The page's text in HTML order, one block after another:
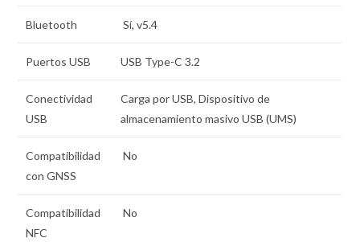
Bluetooth Sí, v5.4
Puertos USB USB Type-C 3.2
Conectividad
USB
Carga por USB, Dispositivo de
almacenamiento masivo USB (UMS)
Compatibilidad
con GNSS
No
Compatibilidad
NFC
No